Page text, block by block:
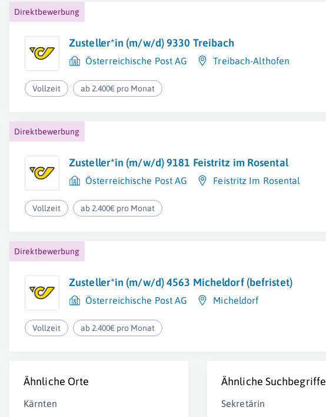
Direktbewerbung
Zusteller*in (m/w/d) 9330 Treibach
Österreichische Post AG Treibach-Althofen
Vollzeit ab 2.400€ pro Monat
Direktbewerbung
Zusteller*in (m/w/d) 9181 Feistritz im Rosental
Österreichische Post AG Feistritz Im Rosental
Vollzeit ab 2.400€ pro Monat
Direktbewerbung
Zusteller*in (m/w/d) 4563 Micheldorf (befristet)
Österreichische Post AG Micheldorf
Vollzeit ab 2.400€ pro Monat
Ähnliche Orte
Kärnten
Ähnliche Suchbegriffe
Sekretärin